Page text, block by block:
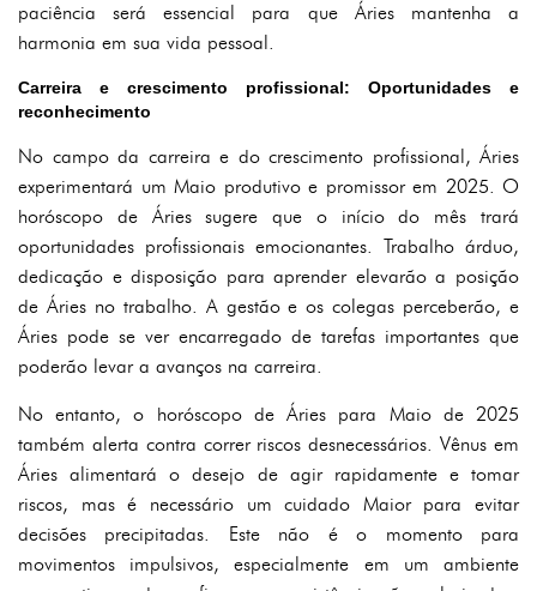
paciência será essencial para que Áries mantenha a
harmonia em sua vida pessoal.
Carreira e crescimento profissional: Oportunidades e
reconhecimento
No campo da carreira e do crescimento profissional, Áries
experimentará um Maio produtivo e promissor em 2025. O
horóscopo de Áries sugere que o início do mês trará
oportunidades profissionais emocionantes. Trabalho árduo,
dedicação e disposição para aprender elevarão a posição
de Áries no trabalho. A gestão e os colegas perceberão, e
Áries pode se ver encarregado de tarefas importantes que
poderão levar a avanços na carreira.
No entanto, o horóscopo de Áries para Maio de 2025
também alerta contra correr riscos desnecessários. Vênus em
Áries alimentará o desejo de agir rapidamente e tomar
riscos, mas é necessário um cuidado Maior para evitar
decisões precipitadas. Este não é o momento para
movimentos impulsivos, especialmente em um ambiente